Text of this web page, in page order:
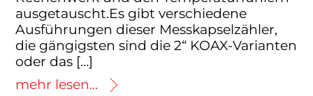
ausgetauscht.Es gibt verschiedene
Ausführungen dieser Messkapselzähler,
die gängigsten sind die 2“ KOAX-Varianten
oder das […]
mehr lesen...